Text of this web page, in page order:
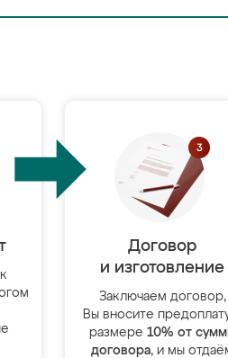
Договор
и изготовление
Заключаем договор,
Вы вносите
размере 10% от
договора, и мы